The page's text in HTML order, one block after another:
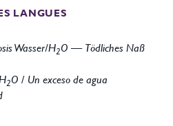
LANGUES
Wasser/H2O—Tödliches Naß
2O / Un exceso de agua